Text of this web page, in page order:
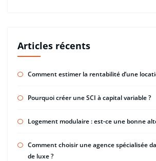
Articles récents
Comment estimer la rentabilité d’une
Pourquoi créer une SCI à capital variable ?
Logement modulaire : est-ce une bonne
Comment choisir une agence spécialisée
de luxe ?